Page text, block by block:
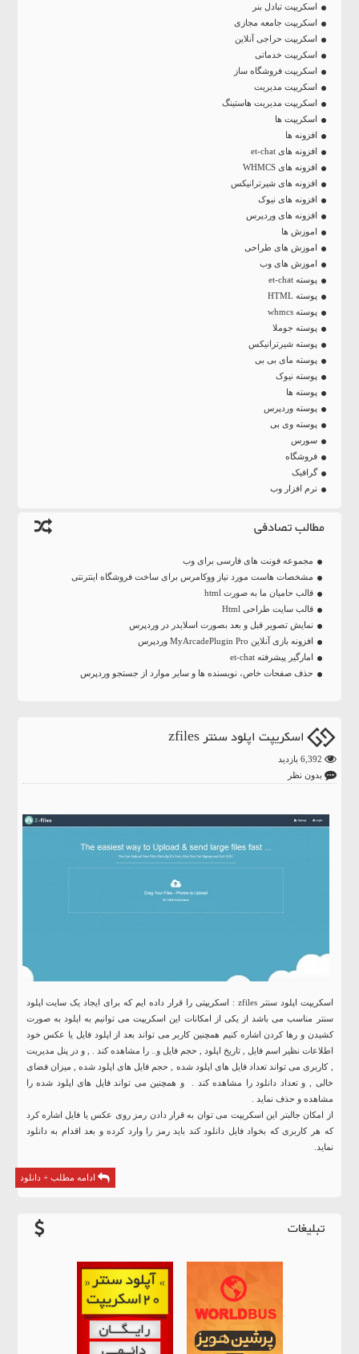
اسکریپت تبادل بنر
اسکریپت جامعه مجازی
اسکریپت حراجی آنلاین
اسکریپت خدماتی
اسکریپت فروشگاه ساز
اسکریپت مدیریت
اسکریپت مدیریت هاستینگ
اسکریپت ها
افزونه ها
افزونه های et-chat
افزونه های WHMCS
افزونه های شیرترانیکس
افزونه های نیوک
افزونه های وردپرس
اموزش ها
اموزش های طراحی
اموزش های وب
پوسته et-chat
پوسته HTML
پوسته whmcs
پوسته جوملا
پوسته شیرترانیکس
پوسته مای بی بی
پوسته نیوک
پوسته ها
پوسته وردپرس
پوسته وی بی
سورس
فروشگاه
گرافیک
نرم افزار وب
مطالب تصادفی
مجموعه فونت های فارسی برای وب
مشخصات هاست مورد نیاز ووکامرس برای ساخت فروشگاه اینترنتی
قالب حامیان ما به صورت html
قالب سایت طراحی Html
نمایش تصویر قبل و بعد بصورت اسلایدر در وردپرس
افزونه بازی آنلاین MyArcadePlugin Pro وردپرس
امارگیر پیشرفته et-chat
حذف صفحات خاص، نویسنده ها و سایر موارد از جستجو وردپرس
اسکریپت اپلود سنتر zfiles
بدون نظر
اسکریپت اپلود سنتر zfiles : اسکریپتی را قرار داده ایم که برای ایجاد یک سایت اپلود
سنتر مناسب می باشد از یکی از امکانات این اسکریپت می توانیم به اپلود به صورت
کشیدن و رها کردن اشاره کنیم همچنین کاربر می تواند بعد از اپلود فایل یا عکس خود
اطلاعات نظیر اسم فایل , تاریخ اپلود , حجم فایل و.. را مشاهده کند . , و در پنل مدیریت
, کاربری می تواند تعداد فایل های اپلود شده , حجم فایل های اپلود شده , میزان فضای
خالی , و تعداد دانلود را مشاهده کند . و همچنین می تواند فایل های اپلود شده را
مشاهده و حذف نماید .
از امکان جالبتر این اسکریپت می توان به قرار دادن رمز روی عکس یا فایل اشاره کرد
که هر کاربری که بخواد فایل دانلود کند باید رمز را وارد کرده و بعد اقدام به دانلود
نماید.
ادامه مطلب + دانلود
تبلیغات